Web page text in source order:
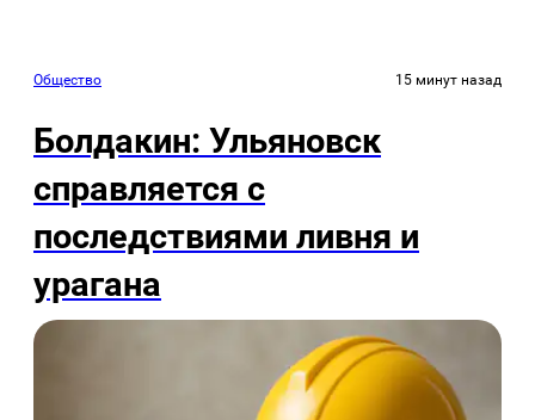
Общество 15 минут назад
Болдакин: Ульяновск
справляется с
последствиями ливня и
урагана